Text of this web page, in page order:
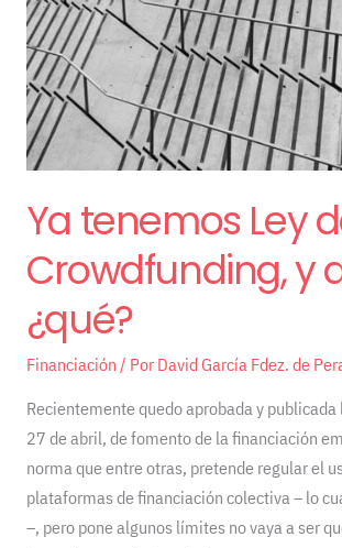
Ya tenemos Ley
Crowdfunding, y
¿qué?
Financiación / Por David García Fdez. de
Recientemente quedo aprobada y
27 de abril, de fomento de la financiación
norma que entre otras, pretende regular el
plataformas de financiación colectiva – lo
–, pero pone algunos límites no vaya a ser
Crowdfunding,
y
ahora
¿qué?